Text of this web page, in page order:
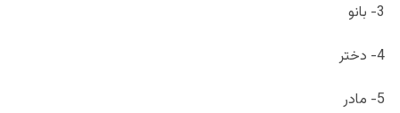
3- بانو
4- دختر
5- مادر